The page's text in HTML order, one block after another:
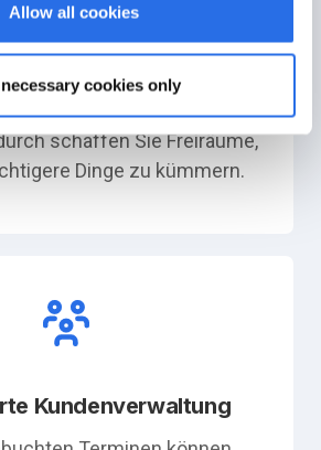
Allow all cookies
cookies only
buchen eigenständig
schaffen Sie Freiräume,
Dinge zu kümmern.
Kundenverwaltung